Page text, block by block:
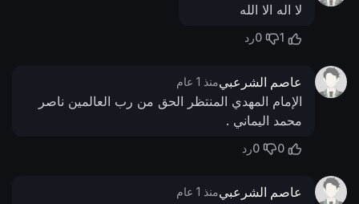
لا اله الا الله
1
0رد
عاصم الشرعبيمنذ 1 عام
الإمام المهدي المنتظر الحق من رب العالمين ناصر
محمد اليماني .
0
0رد
عاصم الشرعبيمنذ 1 عام